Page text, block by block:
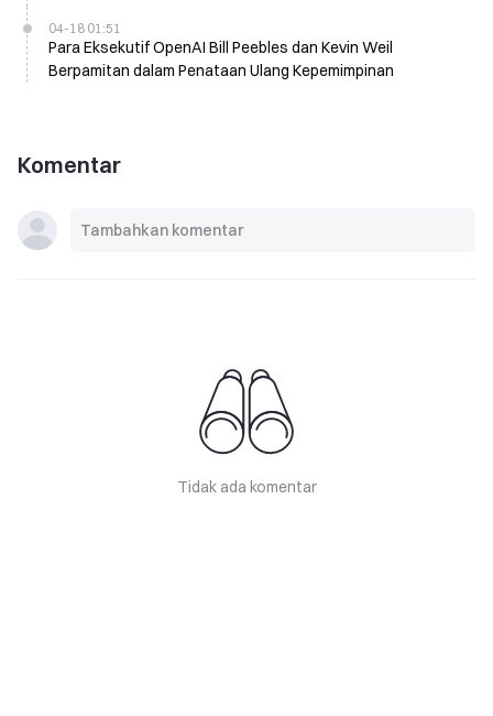
04-18 01:51
Para Eksekutif OpenAI Bill Peebles dan Kevin Weil
Berpamitan dalam Penataan Ulang Kepemimpinan
Komentar
Tidak ada komentar